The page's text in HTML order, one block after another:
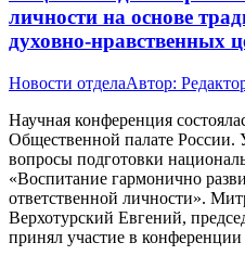
личности на основе
духовно-нравственных
Новости отделаАвтор:
Научная конференция
Общественной палате России.
вопросы подготовки
«Воспитание гармонично
ответственной личности».
Верхотурский Евгений,
принял участие в